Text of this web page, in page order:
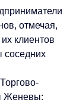
отмечая,
клиентов
соседних
Женевы: